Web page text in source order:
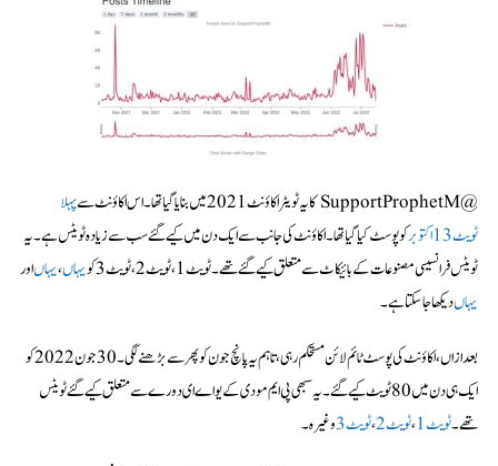
@SupportProphetM کا یہ ٹویٹر اکاؤنٹ 2021 میں بنایا گیا تھا۔ اس اکاؤنٹ سے
پہلا
ٹویٹ 13 اکتوبر
کو پوسٹ کیا گیا تھا۔ اکاؤنٹ کی جانب سے ایک دن میں کیے گئے سب سے زیادہ ٹویٹس ہے۔ یہ
ٹویٹس فرانسیسی مصنوعات کے بائیکاٹ سے متعلق کیے گئے تھے۔ٹویٹ1، ٹویٹ 2، ٹویٹ 3 کو
یہاں،یہاںاور
یہاںدیکھا جا سکتا ہے۔
بعد ازاں، اکاؤنٹ کی پوسٹ ٹائم لائن مستحکم رہی، تاہم یہ پانچ جون کو پھر سے بڑھنے لگی۔ 30 جون 2022 کو
ایک ہی دن میں 80 ٹویٹ کیے گئے۔ یہ سبھی پی ایم مودی کے یو اے ای دورے سے متعلق کیے گئےٹویٹس
تھے۔ٹویٹ 1 ،ٹویٹ 2 ،ٹویٹ 3 وغیرہ۔